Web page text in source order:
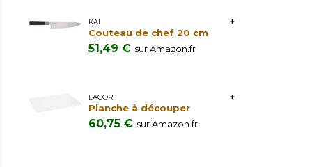
KAI
Couteau de chef 20 cm
51,49 € sur Amazon.fr
LACOR
Planche à découper
60,75 € sur Amazon.fr